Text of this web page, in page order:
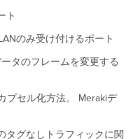
ト
のみ受け付けるポート
タのフレームを変更する
プセル化方法。 Merakiデ
タグなしトラフィックに関